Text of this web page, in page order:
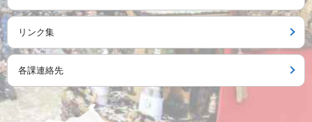
リンク集
各課連絡先